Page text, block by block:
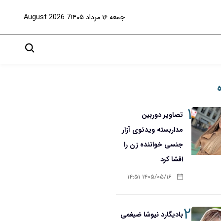
جمعه ۱۶ مرداد ۱۴۰۵ 7 August 2026
۱ تصاویر دوربین
مداربسته ویدئوی آزار
جنسی خواننده زن را
افشا کرد
۱۴۰۵/۰۵/۱۶ ۱۴:۵۱
۲بادیگارد نیوشا ضیغمی